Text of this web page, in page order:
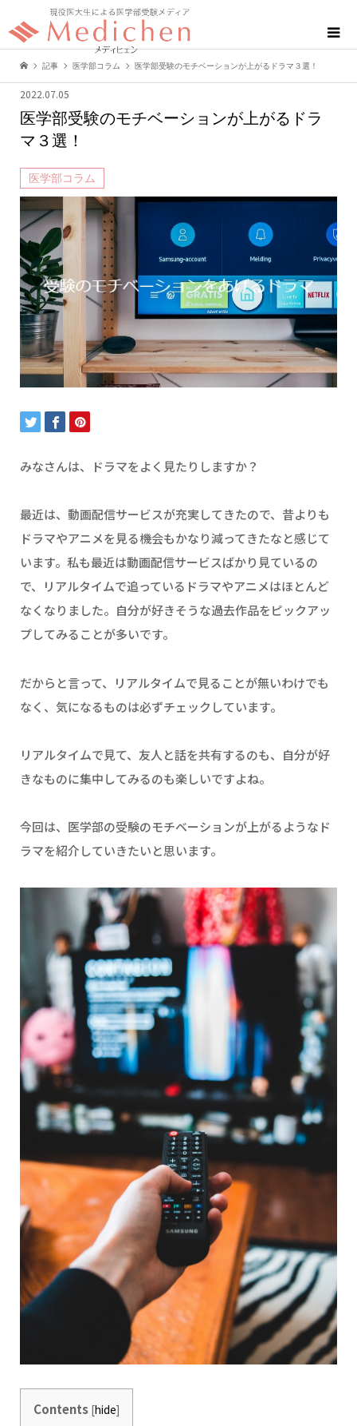
記事 医学部コラム 医学部受験のモチベーションが上がるドラマ３選！
2022.07.05
医学部受験のモチベーションが上がるドラ
マ３選！
医学部コラム
みなさんは、ドラマをよく見たりしますか？
最近は、動画配信サービスが充実してきたので、昔よりも
ドラマやアニメを見る機会もかなり減ってきたなと感じて
います。私も最近は動画配信サービスばかり見ているの
で、リアルタイムで追っているドラマやアニメはほとんど
なくなりました。自分が好きそうな過去作品をピックアッ
プしてみることが多いです。
だからと言って、リアルタイムで見ることが無いわけでも
なく、気になるものは必ずチェックしています。
リアルタイムで見て、友人と話を共有するのも、自分が好
きなものに集中してみるのも楽しいですよね。
今回は、医学部の受験のモチベーションが上がるようなド
ラマを紹介していきたいと思います。
Contents [hide]